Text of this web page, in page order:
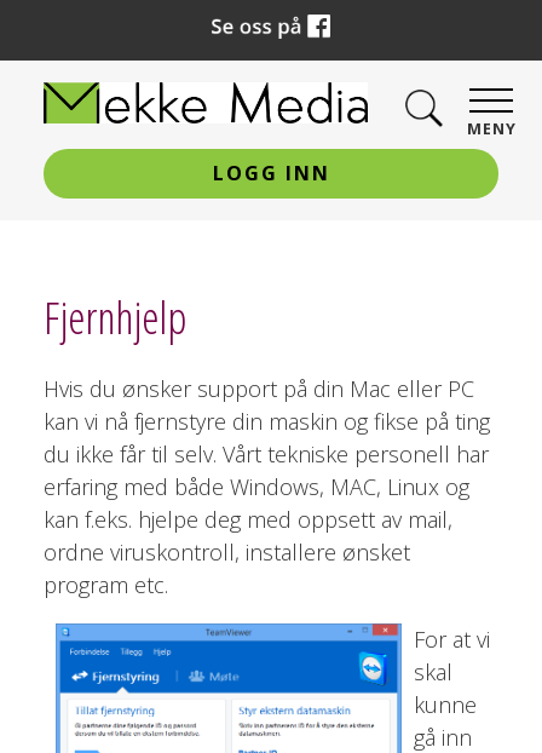
MENY
LOGG INN
Fjernhjelp
Hvis du ønsker support på din Mac eller PC
kan vi nå fjernstyre din maskin og fikse på ting
du ikke får til selv. Vårt tekniske personell har
erfaring med både Windows, MAC, Linux og
kan f.eks. hjelpe deg med oppsett av mail,
ordne viruskontroll, installere ønsket
program etc.
For at vi
skal
kunne
gå inn